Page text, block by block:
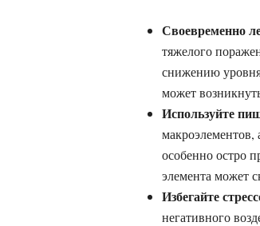
Своевременно
тяжелого
снижению
может
Используйте
особенно остро
элемента может
Избегайте
негативного